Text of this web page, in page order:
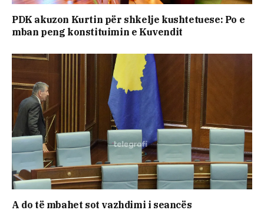
PDK akuzon Kurtin për shkelje kushtetuese: Po e
mban peng konstituimin e Kuvendit
A do të mbahet sot vazhdimi i seancës